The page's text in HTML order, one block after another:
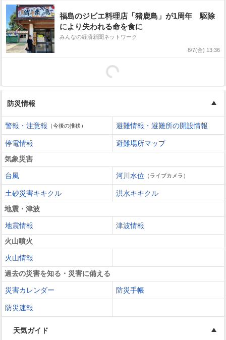
福島のジビエ料理店「猪鹿鳥」が1周年 駆除
により失われる命を食に
みんなの経済新聞ネットワーク
8/7(金) 13:36
防災情報
警報・注意報 （今後の推移） 避難情報・避難所の開設情報
停電情報
避難場所マップ
気象災害
台風 河川水位 （ライブカメラ）
土砂災害キキクル
洪水キキクル
地震・津波
地震情報
津波情報
火山噴火
火山情報
過去の災害を知る・災害に備える
災害カレンダー 防災手帳
防災速報
天気ガイド